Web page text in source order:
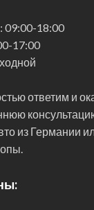
случае
для
чтобы их
и
микрофон
подходящее
09:00-18:00
17:00
ответим и
из Германии